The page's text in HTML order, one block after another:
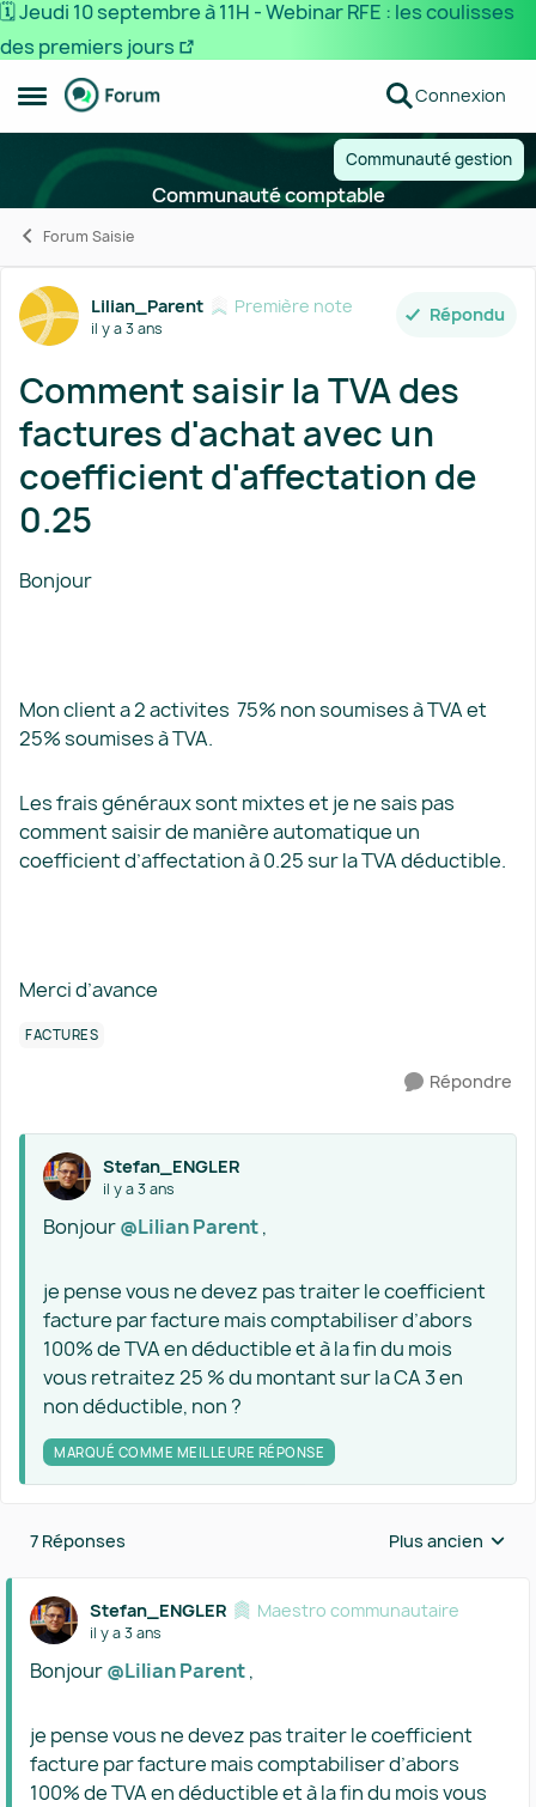
🗓️ Jeudi 10 septembre à 11H - Webinar RFE : les coulisses
des premiers jours
Ouvrir Menu Latéral
Passer au contenu Connexion
Communauté gestion
Communauté comptable
Forum Saisie
Forum Discussion
Lilian_Parent Première note
il y a 3 ans
Répondu
Comment saisir la TVA des
factures d'achat avec un
coefficient d'affectation de
0.25
Bonjour
Mon client a 2 activites 75% non soumises à TVA et
25% soumises à TVA.
Les frais généraux sont mixtes et je ne sais pas
comment saisir de manière automatique un
coefficient d’affectation à 0.25 sur la TVA déductible.
Merci d’avance
FACTURES
Répondre
Stefan_ENGLER
il y a 3 ans
Bonjour@Lilian Parent,
je pense vous ne devez pas traiter le coefficient
facture par facture mais comptabiliser d’abors
100% de TVA en déductible et à la fin du mois
vous retraitez 25 % du montant sur la CA 3 en
non déductible, non ?
MARQUÉ COMME MEILLEURE RÉPONSE
7 Réponses Réponses triées
Plus ancien
Stefan_ENGLER Maestro communautaire
il y a 3 ans
Bonjour@Lilian Parent,
je pense vous ne devez pas traiter le coefficient
facture par facture mais comptabiliser d’abors
100% de TVA en déductible et à la fin du mois vous